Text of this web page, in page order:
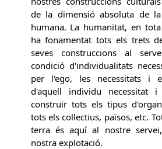
de la dimensió absoluta de
humana. La humanitat, en
ha fonamentat tots els trets
seves construccions al
condició d'individualitats
per l'ego, les necessitats i
d'aquell individu necessitat
construir tots els tipus
tots els col·lectius, països, etc.
terra és aquí al nostre
nostra explotació.